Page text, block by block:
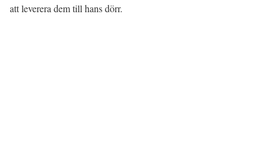
att leverera dem till hans dörr.